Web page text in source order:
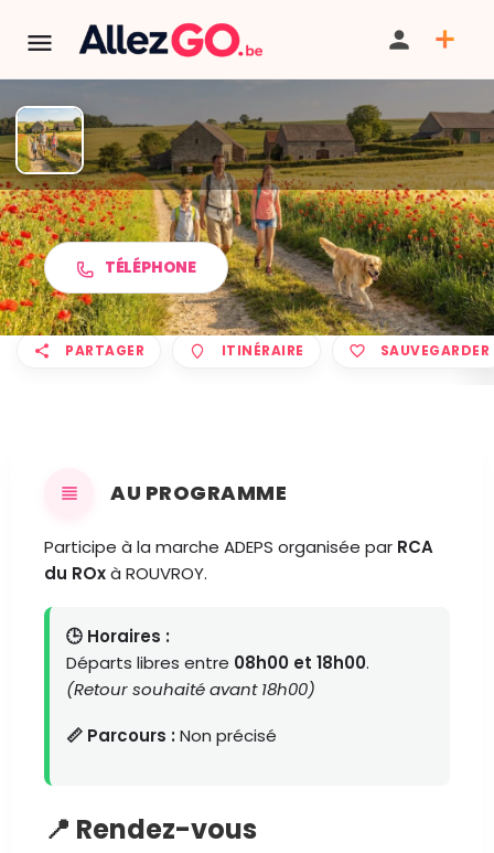
Marche ADEPS à ROUVROY
TÉLÉPHONE
PARTAGER ITINÉRAIRE SAUVEGARDER
AU PROGRAMME
Participe à la marche ADEPS organisée par RCA
du ROxà ROUVROY.
🕒 Horaires :
Départs libres entre 08h00 et 18h00.
(Retour souhaité avant 18h00)
📏 Parcours :Non précisé
📍 Rendez-vous